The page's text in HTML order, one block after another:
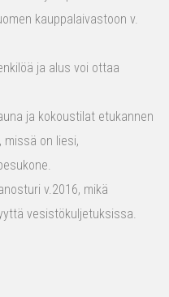
kauppalaivastoon v.
ja alus voi ottaa
ja kokoustilat etukannen
missä on liesi,
v.2016, mikä
vesistökuljetuksissa.